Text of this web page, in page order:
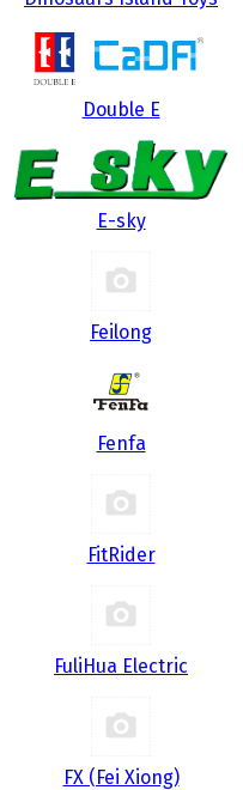
Double E
E-sky
Feilong
Fenfa
FitRider
FuliHua Electric
FX (Fei Xiong)